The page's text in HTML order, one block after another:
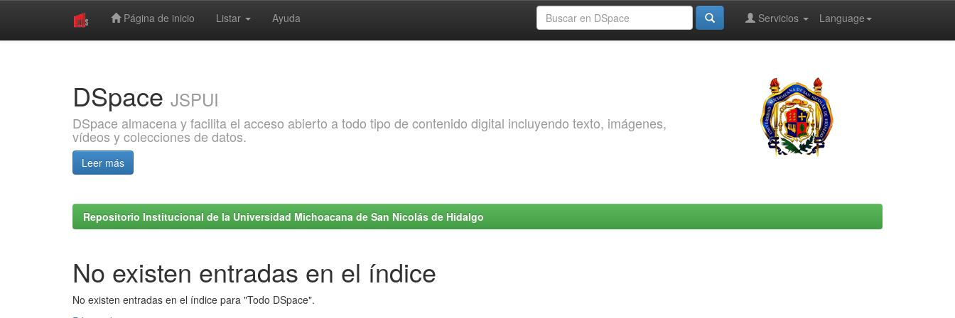
Página de inicio Listar Ayuda Language
Servicios
DSpace JSPUI
DSpace almacena y facilita el acceso abierto a todo tipo de contenido digital incluyendo texto, imágenes,
vídeos y colecciones de datos.
Leer más
Repositorio Institucional de la Universidad Michoacana de San Nicolás de Hidalgo
No existen entradas en el índice
No existen entradas en el índice para "Todo DSpace".